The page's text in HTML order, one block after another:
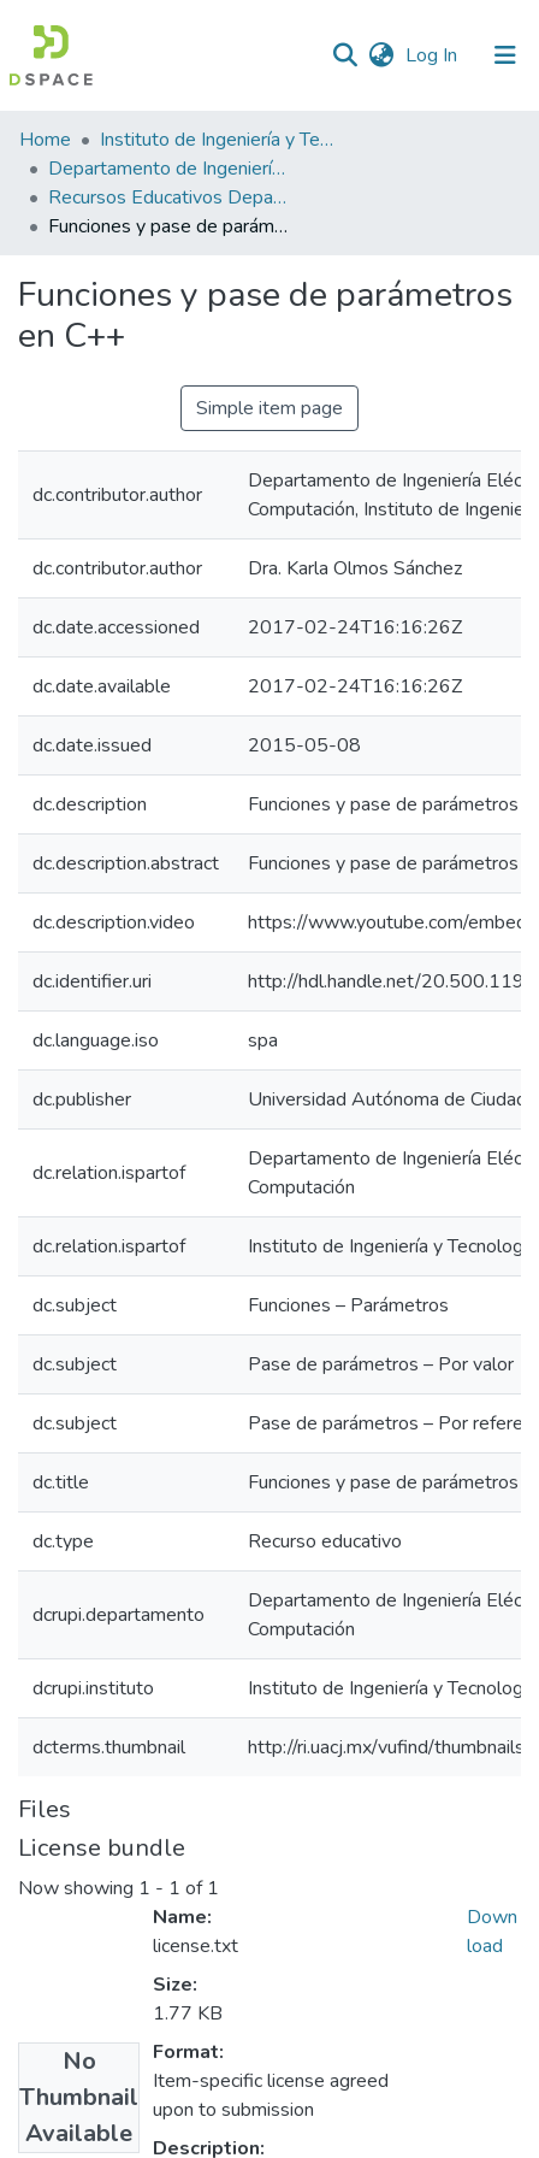
Log In (current)
Statistics
Home
Instituto de Ingeniería y Tecnología
Departamento de Ingeniería Eléctrica y Computación
Recursos Educativos Departamento de Ingeniería Eléctrica y Computación
Funciones y pase de parámetros en C++
Funciones y pase de parámetros
en C++
Simple item page
dc.contributor.author
Departamento de Ingeniería
Computación, Instituto de
dc.contributor.author Dra. Karla Olmos Sánchez
dc.date.accessioned 2017-02-24T16:16:26Z
dc.date.available 2017-02-24T16:16:26Z
dc.date.issued 2015-05-08
dc.description Funciones y pase de parámetros
dc.description.abstract Funciones y pase de parámetros
dc.description.video https://www.youtube.com/
dc.identifier.uri http://hdl.handle.net/
dc.language.iso spa
dc.publisher Universidad Autónoma de Ciudad
dc.relation.ispartof
Departamento de Ingeniería
Computación
dc.relation.ispartof Instituto de Ingeniería y Tecnología
dc.subject Funciones – Parámetros
dc.subject Pase de parámetros – Por valor
dc.subject Pase de parámetros – Por
dc.title Funciones y pase de parámetros
dc.type Recurso educativo
dcrupi.departamento
Departamento de Ingeniería
Computación
dcrupi.instituto Instituto de Ingeniería y Tecnología
dcterms.thumbnail http://ri.uacj.mx/vufind/thumbnails/
Files
License bundle
Now showing 1 - 1 of 1
No
Thumbnail
Available
Name:
license.txt
Size:
1.77 KB
Format:
Item-specific license agreed
upon to submission
Description:
Down
load